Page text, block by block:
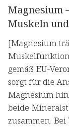
Magnesium
Muskeln
[Magnesium
gemäß EU-
sorgt für die
Magnesium
beide
zusammen.